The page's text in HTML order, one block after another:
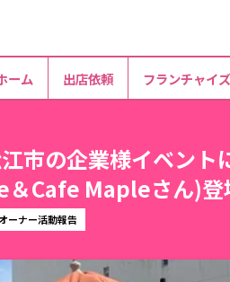
市の企業様イベン
＆Cafe Mapleさん)
ーナー活動報告
ーム 出店依頼 フランチャイズ